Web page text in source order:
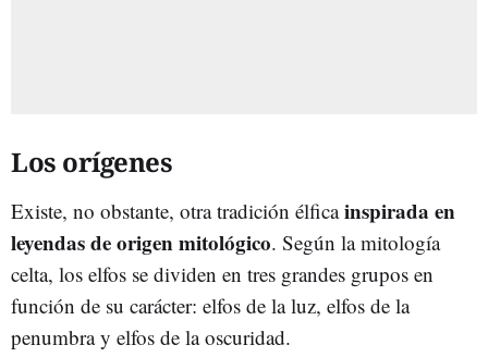
Los orígenes
Existe, no obstante, otra tradición élficainspirada en
leyendas de origen mitológico. Según la mitología
celta, los elfos se dividen en tres grandes grupos en
función de su carácter: elfos de la luz, elfos de la
penumbra y elfos de la oscuridad.